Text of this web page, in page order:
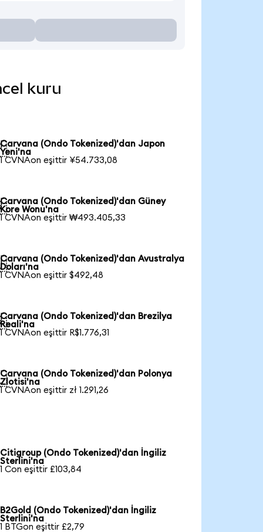
kuru
Carvana (Ondo Tokenized)'dan Japon
Yeni'na
1 CVNAon eşittir ¥54.733,08
Carvana (Ondo Tokenized)'dan Güney
Kore Wonu'na
1 CVNAon eşittir ₩493.405,33
Carvana (Ondo Tokenized)'dan Avustralya
Doları'na
1 CVNAon eşittir $492,48
Carvana (Ondo Tokenized)'dan Brezilya
Reali'na
1 CVNAon eşittir R$1.776,31
Carvana (Ondo Tokenized)'dan Polonya
Zlotisi'na
1 CVNAon eşittir zł 1.291,26
Citigroup (Ondo Tokenized)'dan İngiliz
Sterlini'na
1 Con eşittir £103,84
B2Gold (Ondo Tokenized)'dan İngiliz
Sterlini'na
1 BTGon eşittir £2,79